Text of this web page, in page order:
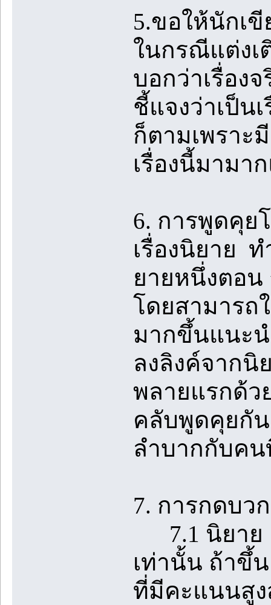
5.ขอให้นักเ
ในกรณีแต่งเ
บอกว่าเรื่อง
ชี้แจงว่าเป็น
ก็ตามเพราะ
เรื่องนี้มามา
6. การพูดคุย
เรื่องนิยาย
ยายหนึ่งตอน
โดยสามารถ
มากขึ้นแนะน
ลงลิงค์จากนิ
พลายแรกด้ว
คลับพูดคุยกัน
ลำบากกับค
7. การกดบว
7.1 นิยาย
เท่านั้น ถ้าขึ้
ที่มีคะแนนสู